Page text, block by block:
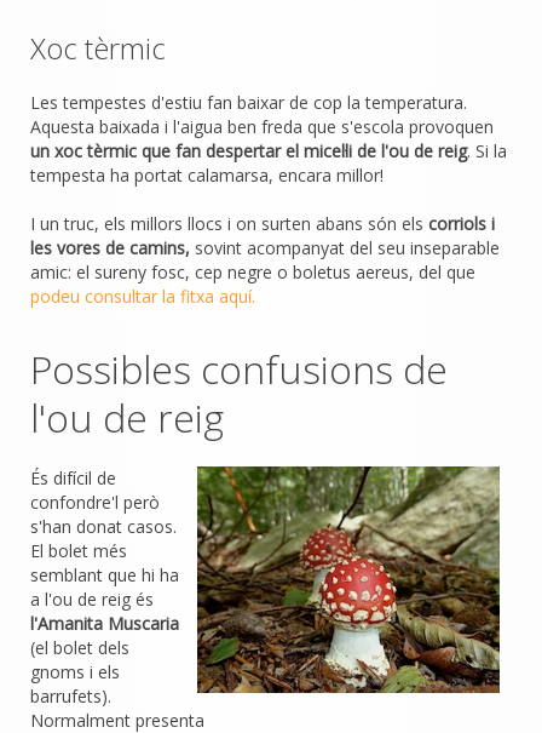
Xoc tèrmic
Les tempestes d'estiu fan baixar de cop la temperatura.
Aquesta baixada i l'aigua ben freda que s'escola provoquen
un xoc tèrmic que fan despertar el micel·li de l'ou de reig. Si la
tempesta ha portat calamarsa, encara millor!
I un truc, els millors llocs i on surten abans són els corriols i
les vores de camins, sovint acompanyat del seu inseparable
amic: el sureny fosc, cep negre o boletus aereus, del que
podeu consultar la fitxa aquí.
Possibles confusions de
l'ou de reig
És difícil de
confondre'l però
s'han donat casos.
El bolet més
semblant que hi ha
a l'ou de reig és
l'Amanita Muscaria
(el bolet dels
gnoms i els
barrufets).
Normalment presenta